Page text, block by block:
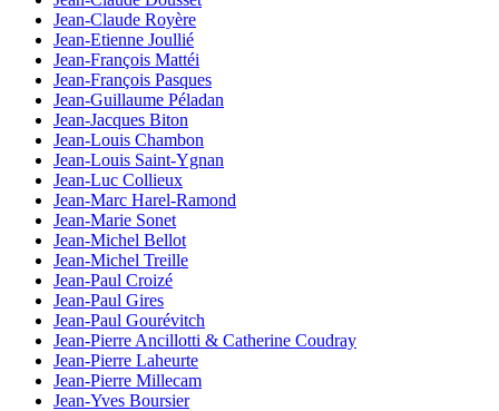
Jean-Claude Royère
Jean-Etienne Joullié
Jean-François Mattéi
Jean-François Pasques
Jean-Guillaume Péladan
Jean-Jacques Biton
Jean-Louis Chambon
Jean-Louis Saint-Ygnan
Jean-Luc Collieux
Jean-Marc Harel-Ramond
Jean-Marie Sonet
Jean-Michel Bellot
Jean-Michel Treille
Jean-Paul Croizé
Jean-Paul Gires
Jean-Paul Gourévitch
Jean-Pierre Ancillotti & Catherine Coudray
Jean-Pierre Laheurte
Jean-Pierre Millecam
Jean-Yves Boursier